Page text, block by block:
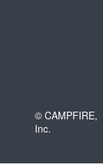
© CAMPFIRE,
Inc.